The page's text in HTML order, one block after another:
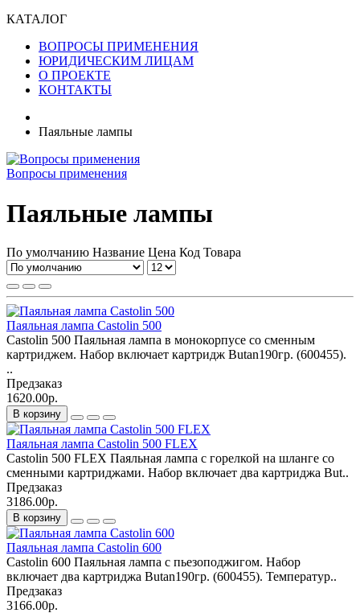
КАТАЛОГ
ВОПРОСЫ ПРИМЕНЕНИЯ
ЮРИДИЧЕСКИМ ЛИЦАМ
О ПРОЕКТЕ
КОНТАКТЫ
Паяльные лампы
Вопросы применения
Паяльные лампы
По умолчанию Название Цена Код Товара
Паяльная лампа Castolin 500
Castolin 500 Паяльная лампа в монокорпусе со сменным
картриджем. Набор включает картридж Butan190гр. (600455).
..
Предзаказ
1620.00р.
В корзину
Паяльная лампа Castolin 500 FLEX
Castolin 500 FLEX Паяльная лампа с горелкой на шланге со
сменными картриджами. Набор включает два картриджа But..
Предзаказ
3186.00р.
В корзину
Паяльная лампа Castolin 600
Castolin 600 Паяльная лампа с пьезоподжигом. Набор
включает два картриджа Butan190гр. (600455). Температур..
Предзаказ
3166.00р.